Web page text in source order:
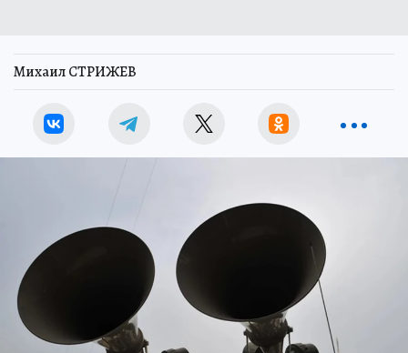
Михаил СТРИЖЕВ